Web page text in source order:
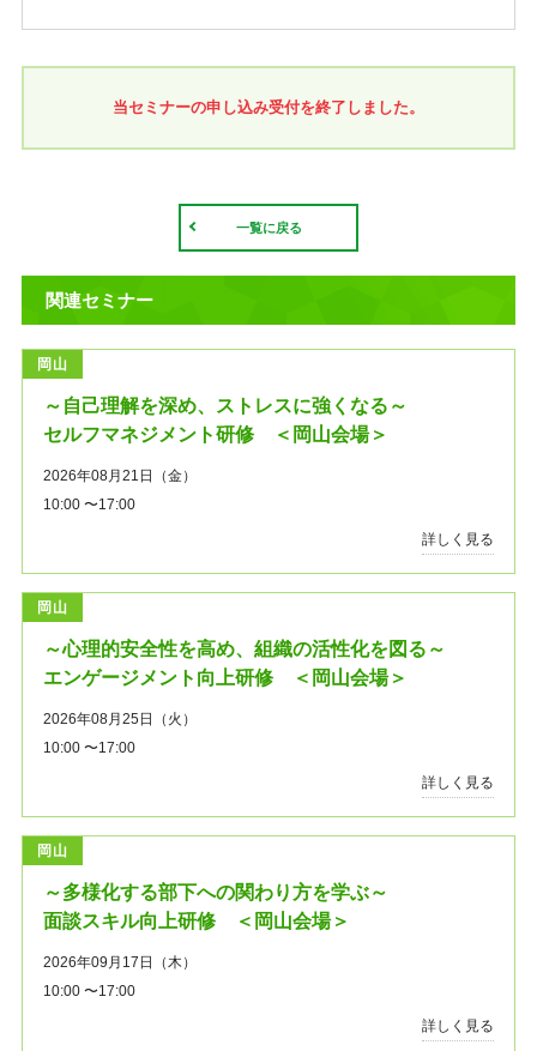
当セミナーの申し込み受付を終了しました。
一覧に戻る
関連セミナー
岡山
～自己理解を深め、ストレスに強くなる～
セルフマネジメント研修 ＜岡山会場＞
2026年08月21日（金）
10:00 〜17:00
詳しく見る
岡山
～心理的安全性を高め、組織の活性化を図る～
エンゲージメント向上研修 ＜岡山会場＞
2026年08月25日（火）
10:00 〜17:00
詳しく見る
岡山
～多様化する部下への関わり方を学ぶ～
面談スキル向上研修 ＜岡山会場＞
2026年09月17日（木）
10:00 〜17:00
詳しく見る